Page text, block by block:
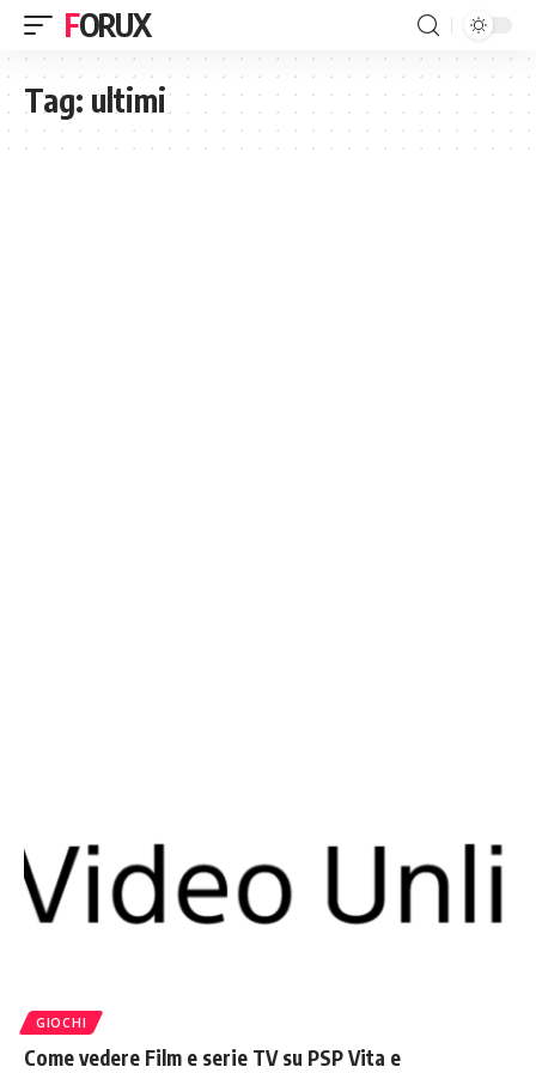
FORUX
Tag: ultimi
GIOCHI
Come vedere Film e serie TV su PSP Vita e